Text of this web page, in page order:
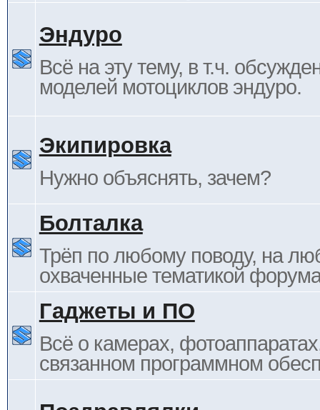
Эндуро
Всё на эту тему, в т.ч.
моделей мотоциклов эндуро.
Экипировка
Нужно объяснять, зачем?
Болталка
Трёп по любому поводу, на
охваченные тематикой
Гаджеты и ПО
Всё о камерах,
связанном программном